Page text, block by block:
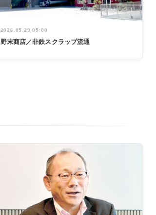
2026.05.29 05:00
野末商店／非鉄スクラップ流通